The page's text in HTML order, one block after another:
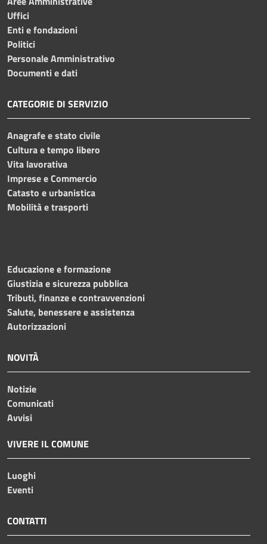
Uffici
Enti e fondazioni
Politici
Personale Amministrativo
Documenti e dati
CATEGORIE DI SERVIZIO
Anagrafe e stato civile
Cultura e tempo libero
Vita lavorativa
Imprese e Commercio
Catasto e urbanistica
Mobilità e trasporti
Educazione e formazione
Giustizia e sicurezza pubblica
Tributi, finanze e contravvenzioni
Salute, benessere e assistenza
Autorizzazioni
NOVITÀ
Notizie
Comunicati
Avvisi
VIVERE IL COMUNE
Luoghi
Eventi
CONTATTI